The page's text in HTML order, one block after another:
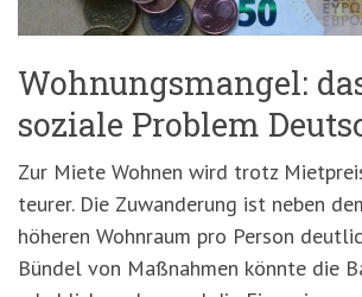
Wohnungsmangel:
soziale Problem
Zur Miete Wohnen wird trotz
teurer. Die Zuwanderung ist neben
höheren Wohnraum pro Person
Bündel von Maßnahmen könnte die